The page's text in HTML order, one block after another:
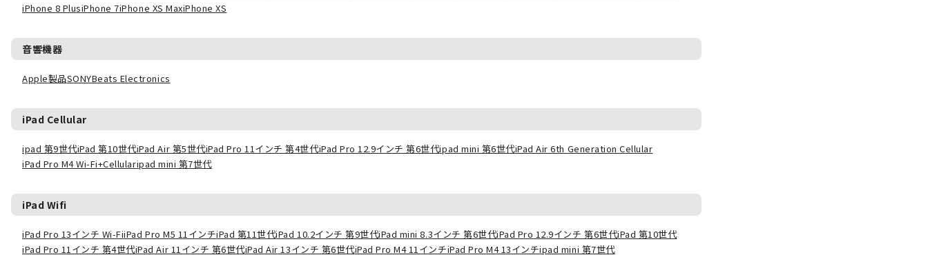
iPhone 8 PlusiPhone 7iPhone XS MaxiPhone XS
音響機器
Apple製品SONYBeats Electronics
iPad Cellular
ipad 第9世代iPad 第10世代iPad Air 第5世代iPad Pro 11インチ 第4世代iPad Pro 12.9インチ 第6世代ipad mini 第6世代iPad Air 6th Generation Cellular
iPad Pro M4 Wi-Fi+Cellularipad mini 第7世代
iPad Wifi
iPad Pro 13インチ Wi-FiiPad Pro M5 11インチiPad 第11世代iPad 10.2インチ 第9世代iPad mini 8.3インチ 第6世代iPad Pro 12.9インチ 第6世代iPad 第10世代
iPad Pro 11インチ 第4世代iPad Air 11インチ 第6世代iPad Air 13インチ 第6世代iPad Pro M4 11インチiPad Pro M4 13インチipad mini 第7世代